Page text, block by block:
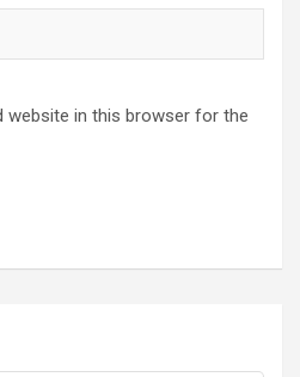
website in this browser for the